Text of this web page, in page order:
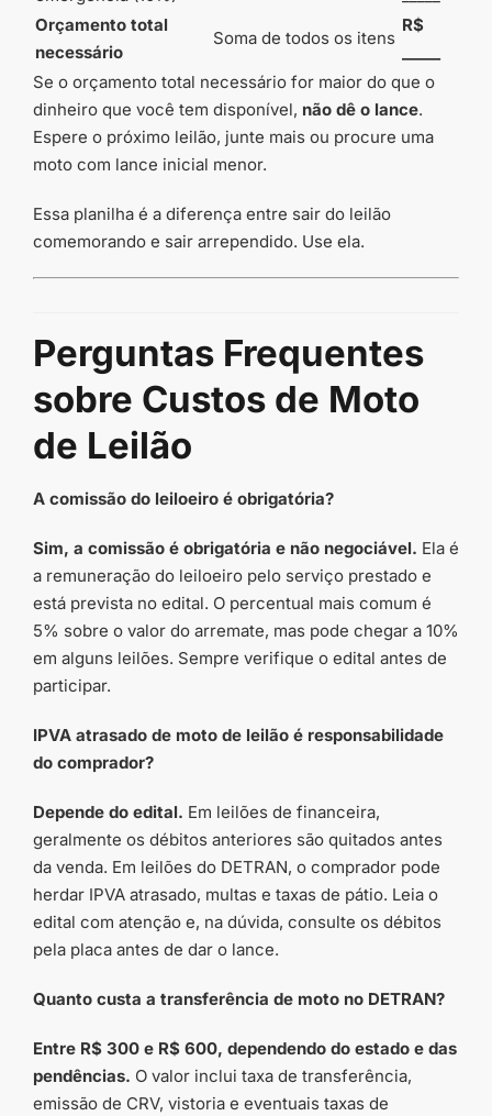
Orçamento total
necessário
Soma de todos os itens
R$
Se o orçamento total necessário for maior do que o
dinheiro que você tem disponível, não dê o lance.
Espere o próximo leilão, junte mais ou procure uma
moto com lance inicial menor.
Essa planilha é a diferença entre sair do leilão
comemorando e sair arrependido. Use ela.
Perguntas Frequentes
sobre Custos de Moto
de Leilão
A comissão do leiloeiro é obrigatória?
Sim, a comissão é obrigatória e não negociável. Ela é
a remuneração do leiloeiro pelo serviço prestado e
está prevista no edital. O percentual mais comum é
5% sobre o valor do arremate, mas pode chegar a 10%
em alguns leilões. Sempre verifique o edital antes de
participar.
IPVA atrasado de moto de leilão é responsabilidade
do comprador?
Depende do edital. Em leilões de financeira,
geralmente os débitos anteriores são quitados antes
da venda. Em leilões do DETRAN, o comprador pode
herdar IPVA atrasado, multas e taxas de pátio. Leia o
edital com atenção e, na dúvida, consulte os débitos
pela placa antes de dar o lance.
Quanto custa a transferência de moto no DETRAN?
Entre R$ 300 e R$ 600, dependendo do estado e das
pendências. O valor inclui taxa de transferência,
emissão de CRV, vistoria e eventuais taxas de